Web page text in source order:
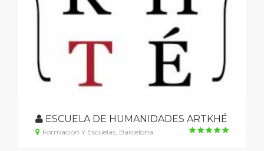
ESCUELA DE HUMANIDADES ARTKHÉ
Formación Y Escuelas, Barcelona